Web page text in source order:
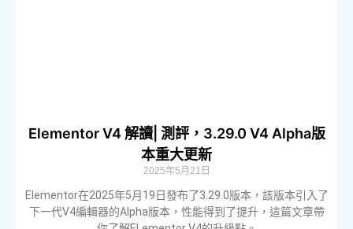
Elementor V4 解讀| 測評，3.29.0 V4 Alpha版
本重大更新
2025年5月21日
Elementor在2025年5月19日發布了3.29.0版本，該版本引入了
下一代V4編輯器的Alpha版本，性能得到了提升，這篇文章帶